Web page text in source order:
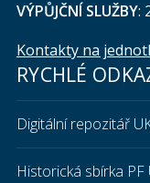
VÝPŮJČNÍ SLUŽBY:
Kontakty na
RYCHLÉ
Digitální repozitář
Historická sbírka PF